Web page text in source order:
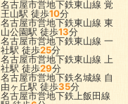
名古屋市営地下鉄東山線 覚
王山駅 徒歩10分
名古屋市営地下鉄東山線 東
山公園駅 徒歩13分
名古屋市営地下鉄東山線 一
社駅 徒歩25分
名古屋市営地下鉄東山線
上
社駅 徒歩29分
名古屋市営地下鉄名城線 自
由ヶ丘駅 徒歩35分
名古屋市営地下鉄上飯田線